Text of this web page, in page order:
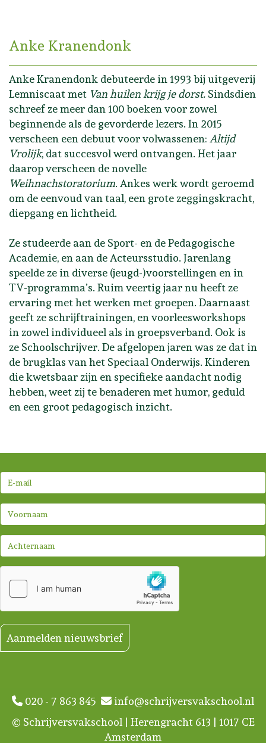
Anke Kranendonk
Anke Kranendonk debuteerde in 1993 bij uitgeverij
Lemniscaat met Van huilen krijg je dorst. Sindsdien
schreef ze meer dan 100 boeken voor zowel
beginnende als de gevorderde lezers. In 2015
verscheen een debuut voor volwassenen: Altijd
Vrolijk, dat succesvol werd ontvangen. Het jaar
daarop verscheen de novelle
Weihnachstoratorium. Ankes werk wordt geroemd
om de eenvoud van taal, een grote zeggingskracht,
diepgang en lichtheid.
Ze studeerde aan de Sport- en de Pedagogische
Academie, en aan de Acteursstudio. Jarenlang
speelde ze in diverse (jeugd-)voorstellingen en in
TV-programma’s. Ruim veertig jaar nu heeft ze
ervaring met het werken met groepen. Daarnaast
geeft ze schrijftrainingen, en voorleesworkshops
in zowel individueel als in groepsverband. Ook is
ze Schoolschrijver. De afgelopen jaren was ze dat in
de brugklas van het Speciaal Onderwijs. Kinderen
die kwetsbaar zijn en specifieke aandacht nodig
hebben, weet zij te benaderen met humor, geduld
en een groot pedagogisch inzicht.
Aanmelden nieuwsbrief
020 - 7 863 845
info@schrijversvakschool.nl
© Schrijversvakschool | Herengracht 613 | 1017 CE
Amsterdam